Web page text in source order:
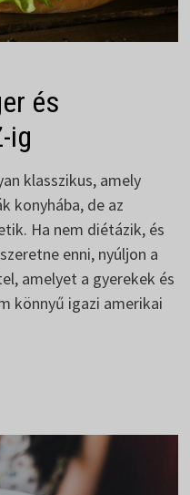
és
ig
klasszikus, amely
konyhába, de az
Ha nem diétázik, és
enni, nyúljon a
amelyet a gyerekek és
könnyű igazi amerikai